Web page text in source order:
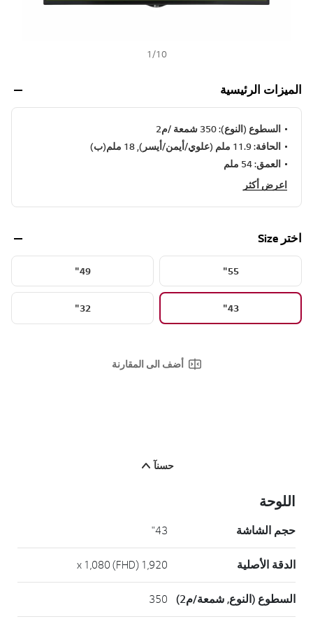
1 /10
الميزات الرئيسية
السطوع (النوع): 350 شمعة /م2
الحافة: 11.9 ملم (علوي/أيمن/أيسر), 18 ملم(ب)
العمق: 54 ملم
اعرض أكثر
اختر Size
55"
49"
43"
32"
أضف الى المقارنة
حسنآ
اللوحة
حجم الشاشة 43"
الدقة الأصلية 1,920 x 1,080 (FHD)
السطوع (النوع, شمعة/م2) 350